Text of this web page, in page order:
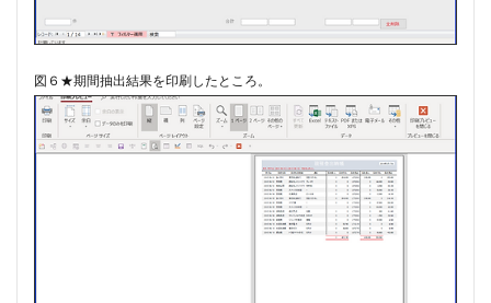
図６★期間抽出結果を印刷したところ。